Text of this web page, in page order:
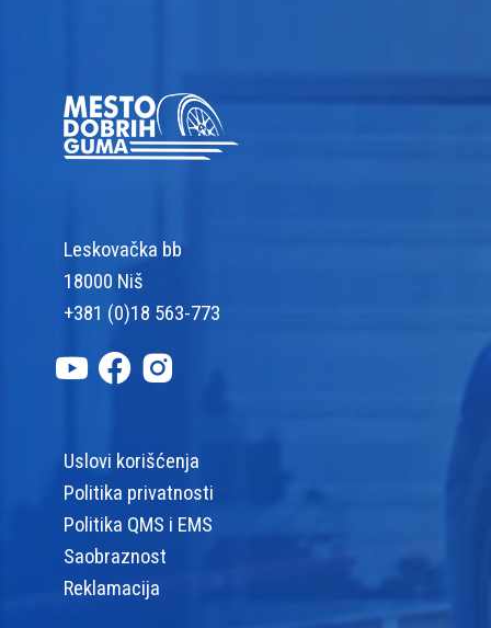
Leskovačka bb
18000 Niš
+381 (0)18 563-773
Uslovi korišćenja
Politika privatnosti
Politika QMS i EMS
Saobraznost
Reklamacija